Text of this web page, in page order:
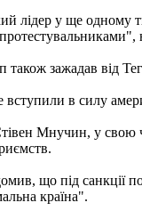
лідер у ще одному
зажадав від
вступили в силу
Мнучин, у свою
що під
країна".